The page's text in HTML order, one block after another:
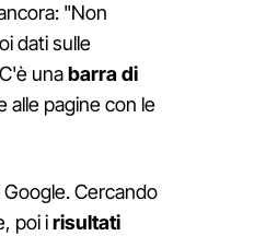
"Non
dati sulle
unabarra di
alle pagine con le
Cercando
poi irisultati